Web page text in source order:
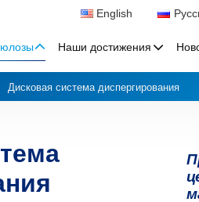
English
Наши достижения
Дисковая система диспергирования